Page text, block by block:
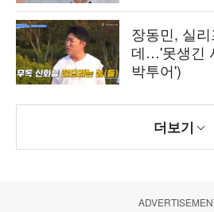
장동민, 실
데…'못생긴
박투어')
더보기